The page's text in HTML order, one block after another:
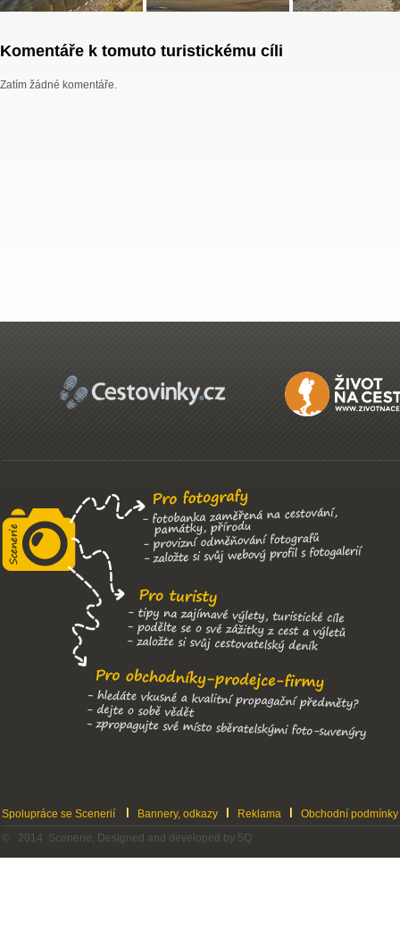
Komentáře k tomuto turistickému cíli
Zatím žádné komentáře.
Spolupráce se Scenerií Bannery, odkazy Reklama
Obchodní podmínky
© 2014 Scenerie, Designed and developed by 5Q